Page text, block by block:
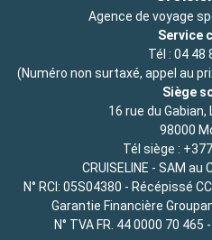
Agence de voyage
Service
Tél : 04 48
(Numéro non surtaxé, appel au
Siège
16 rue du
98000
Tél siège :
CRUISELINE - SAM
N° RCI: 05S04380 - Récépissé
Garantie Financière
N° TVA FR. 44 0000 70 465